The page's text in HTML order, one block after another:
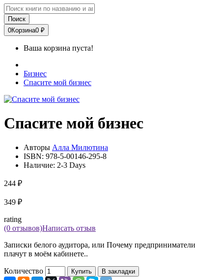
Поиск
0Корзина0 ₽
Ваша корзина пуста!
Бизнес
Спасите мой бизнес
Спасите мой бизнес
Авторы Алла Милютина
ISBN: 978-5-00146-295-8
Наличие: 2-3 Days
244 ₽
349 ₽
rating
(0 отзывов)Написать отзыв
Записки белого аудитора, или Почему предприниматели
плачут в моём кабинете..
Количество Купить В закладки